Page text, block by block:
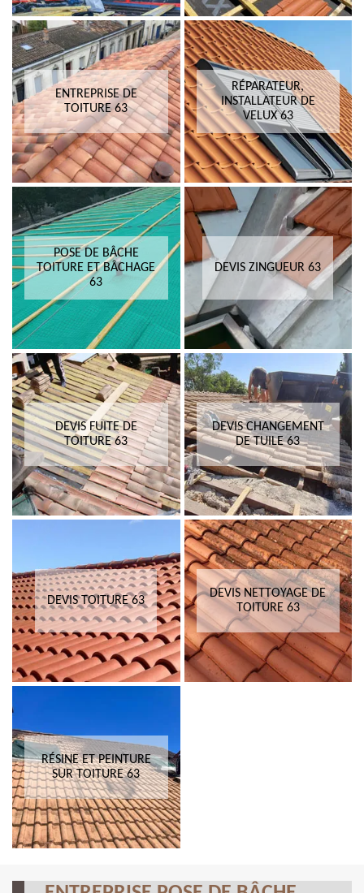
ENTREPRISE DE
TOITURE 63
RÉPARATEUR,
INSTALLATEUR DE
VELUX 63
POSE DE BÂCHE
TOITURE ET BÂCHAGE
63
DEVIS ZINGUEUR 63
DEVIS FUITE DE
TOITURE 63
DEVIS CHANGEMENT
DE TUILE 63
DEVIS TOITURE 63
DEVIS NETTOYAGE DE
TOITURE 63
RÉSINE ET PEINTURE
SUR TOITURE 63